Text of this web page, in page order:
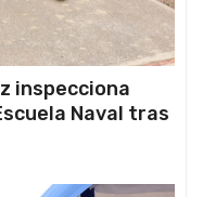
inspecciona
Naval tras
Guaira